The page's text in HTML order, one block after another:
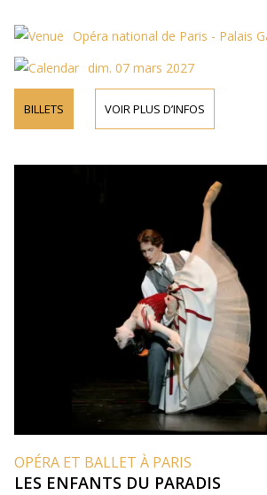
Opéra national de Paris - Palais
dim. 07 mars 2027
BILLETS VOIR PLUS D’INFOS
OPÉRA ET BALLET À PARIS
LES ENFANTS DU PARADIS